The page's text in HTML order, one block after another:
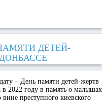
ДЕТЕЙ-
– День памяти детей-жертв
2022 году в память о малышах
преступного киевского